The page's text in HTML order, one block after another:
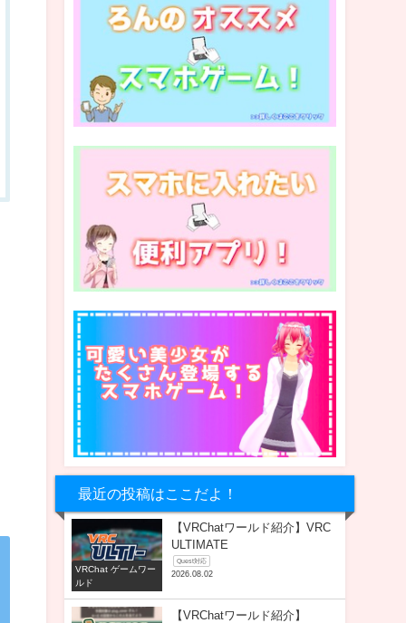
最近の投稿はここだよ！
VRChat ゲームワー
ルド
【VRChatワールド紹介】VRC
ULTIMATE
Quest対応
2026.08.02
【VRChatワールド紹介】